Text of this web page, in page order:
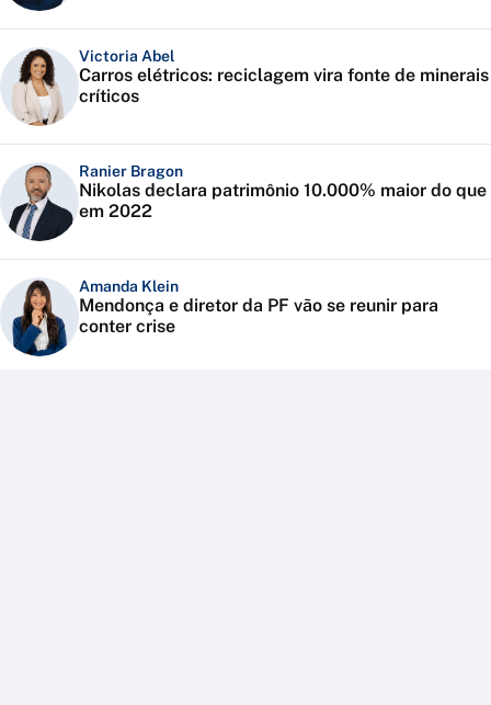
Victoria Abel
Carros elétricos: reciclagem vira fonte de minerais
críticos
Ranier Bragon
Nikolas declara patrimônio 10.000% maior do que
em 2022
Amanda Klein
Mendonça e diretor da PF vão se reunir para
conter crise